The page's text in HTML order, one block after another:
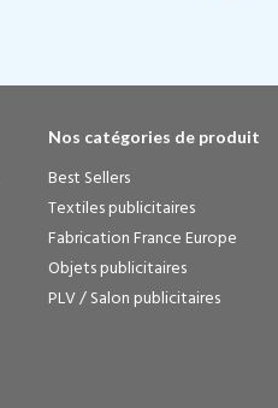
Nos catégories de produit
Best Sellers
Textiles publicitaires
Fabrication France Europe
Objets publicitaires
PLV / Salon publicitaires